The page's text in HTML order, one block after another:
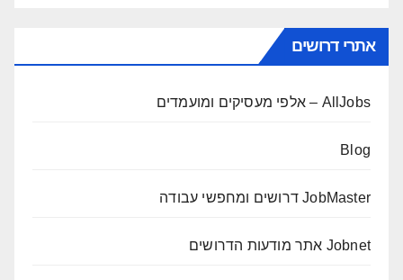
אתרי דרושים
AllJobs – אלפי מעסיקים ומועמדים
Blog
JobMaster דרושים ומחפשי עבודה
Jobnet אתר מודעות הדרושים